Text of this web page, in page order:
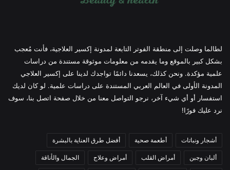
لطالما وصلت إلى منطقة الفوتر التابعة لمدونة إكسير العلاجية، فأنت مُعجب
بشكل كبير بالموقع وما يقدمه من معلومات موثوقة مستندة من دراسات
علمية مؤكدة. ونحن كذلك، يسعدنا دائمًا تواجدك لدينا على إكسير العلاجي
المدونة الأولى في العالم العربي المستندة على دراسات علمية. لو كان لديك
استفسار أو أي شيء آخر، نرجو التواصل معنا من خلال صفحة اتصل بنا، سوف
نرد عليك فورًا!
أشجار ونباتات أطعمة صحية أفضل طرق العناية بالبشرة
ألبان وجبن أمراض القلب أمراض وعلاج الجمال والأناقة